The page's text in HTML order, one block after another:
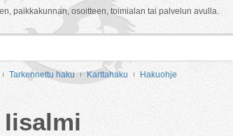
paikkakunnan, osoitteen, toimialan tai palvelun avulla.
Tarkennettu haku Karttahaku Hakuohje